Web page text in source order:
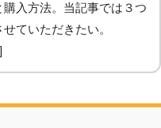
購入方法。当記事では３つ
ていただきたい。
]